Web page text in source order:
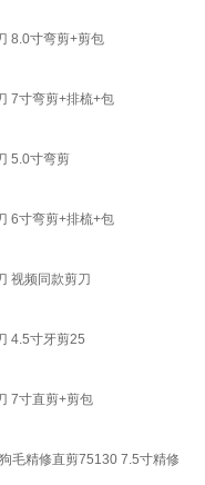
8.0寸弯剪+剪包
7寸弯剪+排梳+包
5.0寸弯剪
6寸弯剪+排梳+包
视频同款剪刀
4.5寸牙剪25
7寸直剪+剪包
毛精修直剪75130 7.5寸精修